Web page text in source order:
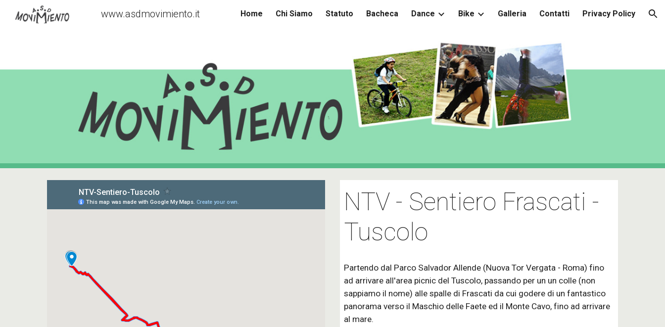
Skip to main content Skip to navigation
www.asdmovimiento.it Home Chi Siamo Statuto Bacheca Dance Bike Galleria Contatti Privacy Policy
NTV - Sentiero Frascati -
Tuscolo
Partendo dal Parco Salvador Allende (Nuova Tor Vergata - Roma) fino
ad arrivare all'area picnic del Tuscolo, passando per un un colle (non
sappiamo il nome) alle spalle di Frascati da cui godere di un fantastico
panorama verso il Maschio delle Faete ed il Monte Cavo, fino ad arrivare
al mare.